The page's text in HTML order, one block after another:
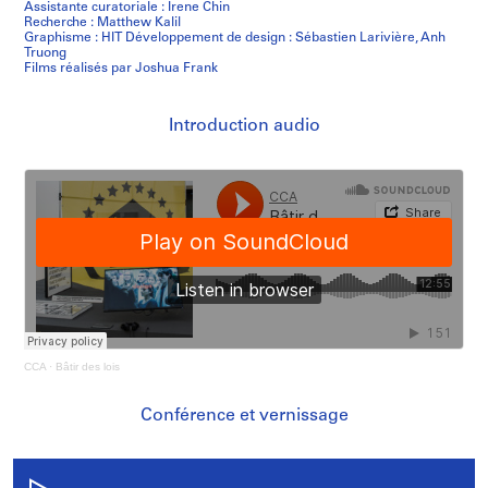
Assistante curatoriale : Irene Chin
Recherche : Matthew Kalil
Graphisme : HIT Développement de design : Sébastien Larivière, Anh
Truong
Films réalisés par Joshua Frank
Introduction audio
CCA · Bâtir des lois
Conférence et vernissage